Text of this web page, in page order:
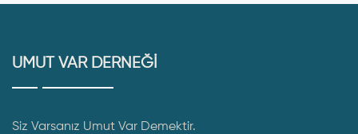
UMUT VAR DERNEĞİ
Siz Varsanız Umut Var Demektir.